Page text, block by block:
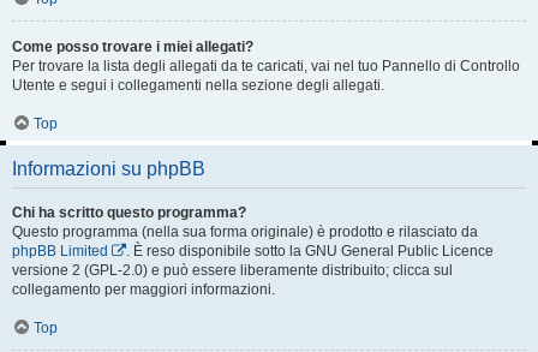
Come posso trovare i miei allegati?
Per trovare la lista degli allegati da te caricati, vai nel tuo Pannello di Controllo
Utente e segui i collegamenti nella sezione degli allegati.
Top
Informazioni su phpBB
Chi ha scritto questo programma?
Questo programma (nella sua forma originale) è prodotto e rilasciato da
phpBB Limited
. È reso disponibile sotto la GNU General Public Licence
versione 2 (GPL-2.0) e può essere liberamente distribuito; clicca sul
collegamento per maggiori informazioni.
Top